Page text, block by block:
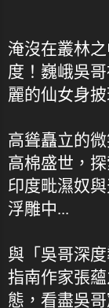
淹沒在叢林
度！巍峨吳
麗的仙女身
高聳矗立的
高棉盛世，
印度毗濕奴
浮雕中...
與「吳哥深
指南作家張
態，看盡吳